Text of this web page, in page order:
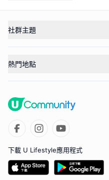
社群主題
熱門地點
下載 U Lifestyle應用程式